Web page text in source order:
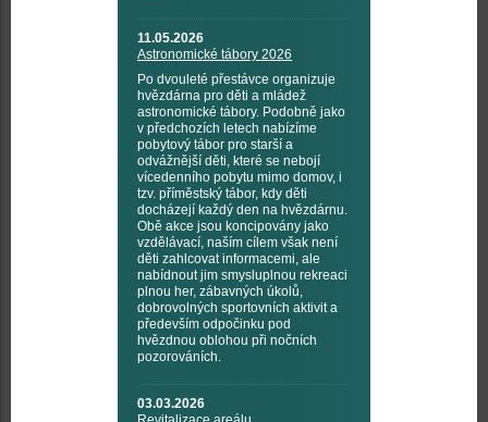
11.05.2026
Astronomické tábory 2026
Po dvouleté přestávce organizuje
hvězdárna pro děti a mládež
astronomické tábory. Podobně jako
v předchozích letech nabízíme
pobytový tábor pro starší a
odvážnější děti, které se nebojí
vícedenního pobytu mimo domov, i
tzv. příměstský tábor, kdy děti
docházejí každý den na hvězdárnu.
Obě akce jsou koncipovány jako
vzdělávací, naším cílem však není
děti zahlcovat informacemi, ale
nabídnout jim smysluplnou rekreaci
plnou her, zábavných úkolů,
dobrovolných sportovních aktivit a
především odpočinku pod
hvězdnou oblohou při nočních
pozorováních.
03.03.2026